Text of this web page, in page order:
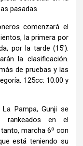
pasadas.
comenzará el
la primera por
por la tarde (15′).
la clasificación.
de pruebas y las
125cc: 10.00 y
Pampa, Gunji se
rankeados en el
marcha 6º con
está teniendo su